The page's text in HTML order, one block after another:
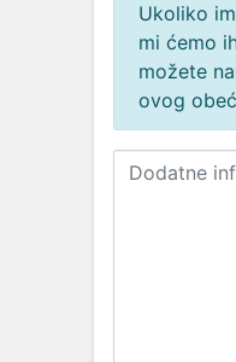
Ukoliko
mi ćemo
možete
ovog